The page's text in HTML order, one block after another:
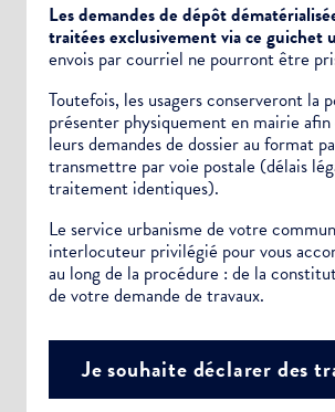
Les demandes de dépôt
traitées exclusivement via ce guichet
envois par courriel ne pourront être
Toutefois, les usagers conserveront la
présenter physiquement en mairie afin
leurs demandes de dossier au format
transmettre par voie postale (délais
traitement identiques).
Le service urbanisme de votre
interlocuteur privilégié pour vous
au long de la procédure : de la
de votre demande de travaux.
Je souhaite déclarer des